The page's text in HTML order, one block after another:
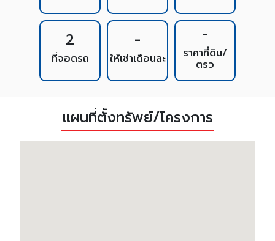
2
ที่จอดรถ
-
ให้เช่าเดือนละ
-
ราคาที่ดิน/
ตรว
แผนที่ตั้งทรัพย์/โครงการ